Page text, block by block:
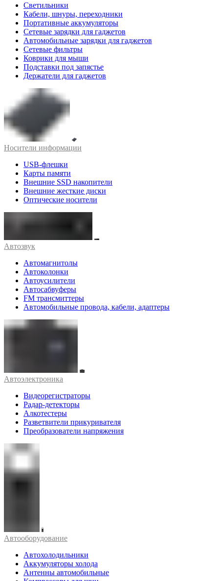
Светильники
Кабели, шнуры, переходники
Портативные аккумуляторы
Сетевые зарядки для гаджетов
Автомобильные зарядки для гаджетов
Сетевые фильтры
Коврики для мыши
Подставки под запястье
Держатели для гаджетов
Носители информации
USB-флешки
Карты памяти
Внешние SSD накопители
Внешние жесткие диски
Оптические носители
Автозвук
Автомагнитолы
Автоколонки
Автоусилители
Автосабвуферы
FM трансмиттеры
Автомобильные провода, кабели, адаптеры
Автоэлектроника
Видеорегистраторы
Радар-детекторы
Алкотестеры
Разветвители прикуривателя
Преобразователи напряжения
Автооборудование
Автохолодильники
Аккумуляторы холода
Антенны автомобильные